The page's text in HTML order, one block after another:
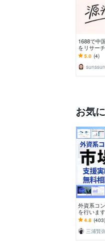
1688で中
をリサー
じて調査
5.0 (4)
sunssun
お気
外資系コ
を行いま
規模、競
ます
4.8 (403)